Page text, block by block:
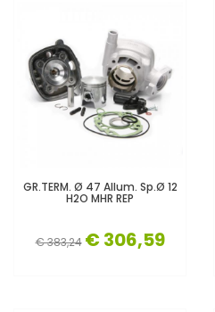
GR.TERM. Ø 47 Allum. Sp.Ø 12
H2O MHR REP
€ 383,24 € 306,59